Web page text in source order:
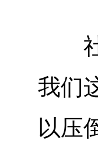
社
我们
以压